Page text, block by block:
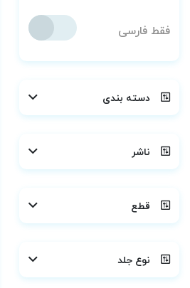
فقط فارسی
دسته بندی
ناشر
قطع
نوع جلد